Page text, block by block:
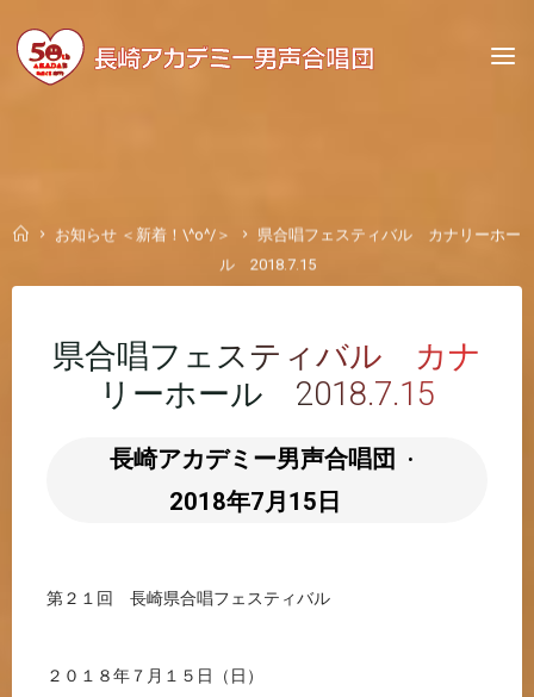
content
Homeお知らせ ＜新着！\^o^/＞
県合唱フェスティバル カナリーホー
ル 2018.7.15
県合唱フェスティバル カナ
リーホール 2018.7.15
長崎アカデミー男声合唱団
2018年7月15日
第２１回 長崎県合唱フェスティバル
２０１８年７月１５日（日）